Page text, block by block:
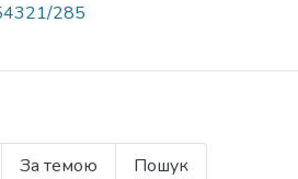
285
За темою Пошук